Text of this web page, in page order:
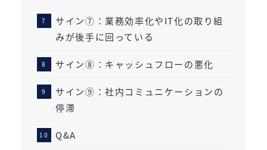
サイン⑦：業務効率化やIT化の取り組
みが後手に回っている
サイン⑧：キャッシュフローの悪化
サイン⑨：社内コミュニケーションの
停滞
Q&A